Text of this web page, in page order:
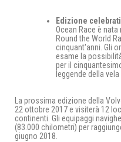
Edizione
Ocean Race è
Round the World
cinquant'anni. Gli
esame la
per il
leggende della
La prossima edizione della
22 ottobre 2017 e visiterà 12
continenti. Gli equipaggi
(83.000 chilometri) per
giugno 2018.